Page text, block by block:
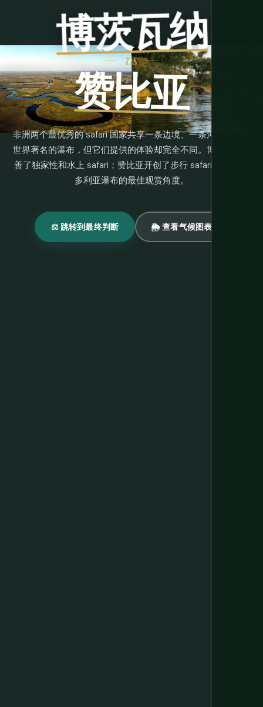
博茨瓦纳
vs
赞比亚
非洲两个最优秀的 safari 国家共享一条边境、一条河流和一座
世界著名的瀑布，但它们提供的体验却完全不同。博茨瓦纳完
善了独家性和水上 safari；赞比亚开创了步行 safari 并拥有维
多利亚瀑布的最佳观赏角度。
⚖️ 跳转到最终判断 🌦 查看气候图表